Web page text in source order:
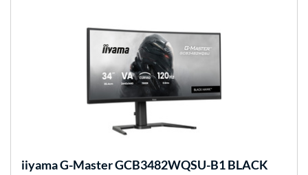
iiyamaG-Master GCB3482WQSU-B1 BLACK